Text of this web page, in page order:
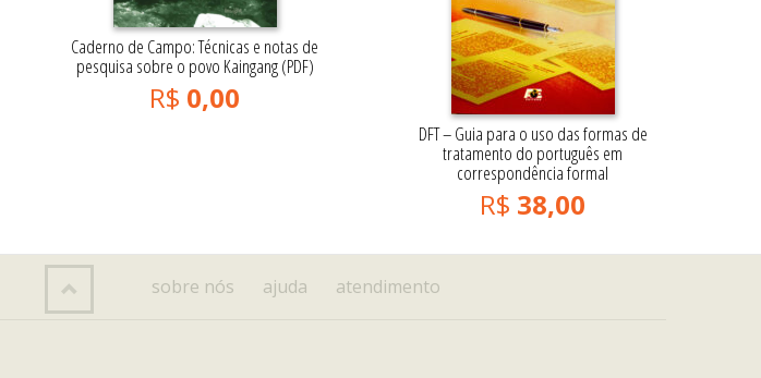
Caderno de Campo: Técnicas e notas de
pesquisa sobre o povo Kaingang (PDF)
R$ 0,00
DFT – Guia para o uso das formas de
tratamento do português em
correspondência formal
R$ 38,00
sobre nós ajuda atendimento